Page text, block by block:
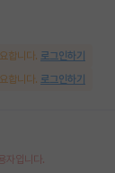
합니다. 로그인하기
합니다. 로그인하기
자입니다.